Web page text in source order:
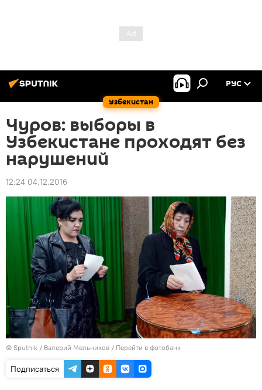
Узбекистан
РУС
Чуров: выборы в
Узбекистане проходят без
нарушений
12:24 04.12.2016
© Sputnik / Валерий Мельников / Перейти в фотобанк
Подписаться